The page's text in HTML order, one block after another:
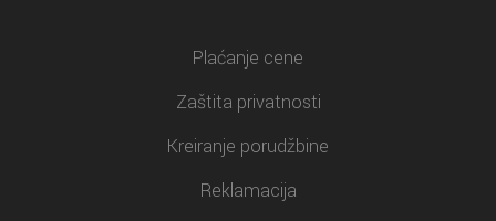
Plaćanje cene
Zaštita privatnosti
Kreiranje porudžbine
Reklamacija